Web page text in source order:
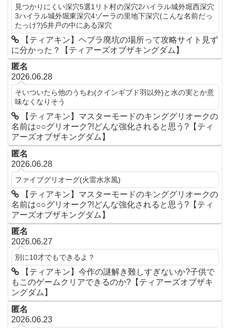
見つかりにくい深穴5選1リト村の深穴2ハイラル城外堀西深穴
3ハイラル城外堀東深穴4ゾーラの里地下深穴(こんな名前だっ
たっけ?)5井戸の中にある深穴
【ティアキン】ヘブラ廃坑の場所って攻略サイト見ず
に分かった？【ティアーズオブザキングダム】
匿名
2026.06.28
そいついたら他のうちわ(クインギブド羽以外)と水の実とか意
味なくなりそう
【ティアキン】マスターモードのキンググリオークの
名前は○○グリオーク?!どんな強化されると思う?【ティ
アーズオブザキングダム】
匿名
2026.06.28
ファイブグリオーグ(火雷水氷風)
【ティアキン】マスターモードのキンググリオークの
名前は○○グリオーク?!どんな強化されると思う?【ティ
アーズオブザキングダム】
匿名
2026.06.27
別に10才でもできるよ？
【ティアキン】今作の謎解き難しすぎないか?子供で
もこのゲームクリアできるのか?【ティアーズオブザキ
ングダム】
匿名
2026.06.23